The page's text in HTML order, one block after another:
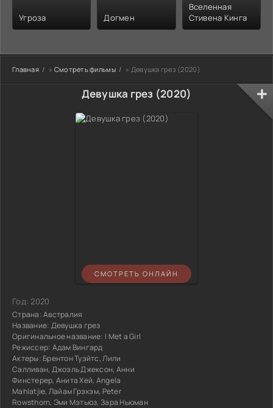
Угроза Догмен
Вселенная
Стивена Кинга
Главная » Смотреть фильмы » Девушка грез (2020)
Девушка грез (2020)
СМОТРЕТЬ ОНЛАЙН
Год:2020
Страна:Австралия
Название: Девушка грез
Оригинальное название: I Met a Girl
Режиссер: Адам Вингард
Актеры: Брентон Туэйтс, Лили
Салливан, Джоэль Джексон, Анни
Финстерер, Анита Хей, Angela
Mahlatjie, Лайам Грэхэм, Peter
Rowsthorn, Эми Мэтьюз, Зара Ньюман